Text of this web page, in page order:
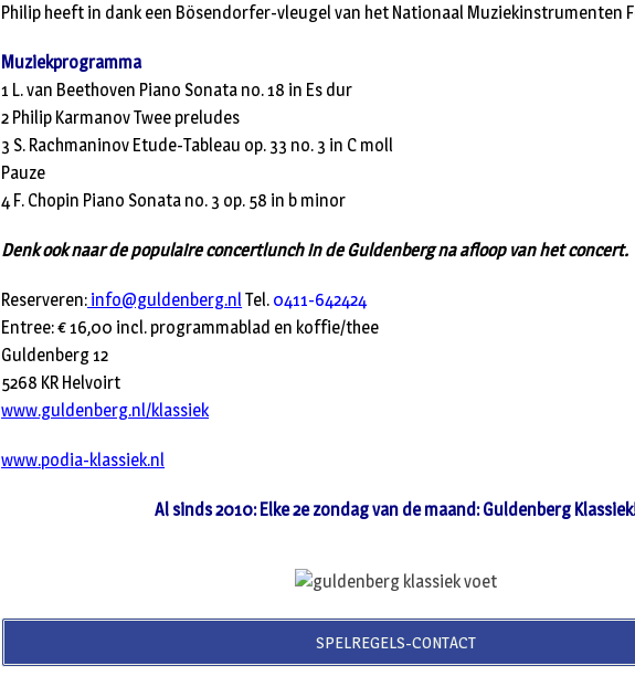
Philip heeft in dank een Bösendorfer-vleugel van het Nationaal Muziekinstrumenten
Muziekprogramma
1 L. van Beethoven Piano Sonata no. 18 in Es dur
2 Philip Karmanov Twee preludes
3 S. Rachmaninov Etude-Tableau op. 33 no. 3 in C moll
Pauze
4 F. Chopin Piano Sonata no. 3 op. 58 in b minor
Denk ook naar de populaire concertlunch in de Guldenberg na afloop van het concert.
Reserveren: info@guldenberg.nl Tel. 0411-642424
Entree: € 16,00 incl. programmablad en koffie/thee
Guldenberg 12
5268 KR Helvoirt
www.guldenberg.nl/klassiek
www.podia-klassiek.nl
Al sinds 2010: Elke 2e zondag van de maand: Guldenberg
SPELREGELS-CONTACT